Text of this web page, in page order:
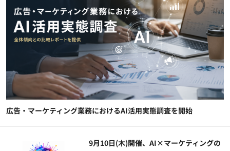
広告・マーケティング業務におけるAI活用実態調査を開始
9月10日(木)開催、AI×マーケティングの